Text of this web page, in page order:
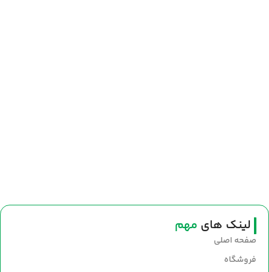
لینک های مهم
صفحه اصلی
فروشگاه